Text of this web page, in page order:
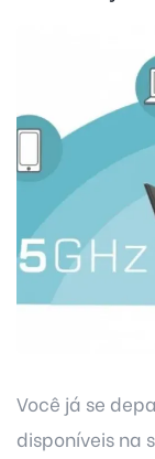
Você já se
disponíveis na